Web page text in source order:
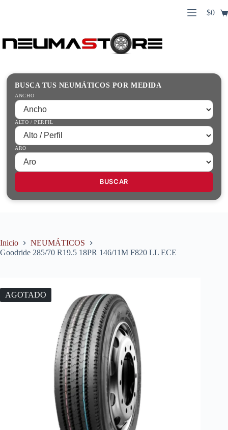
productosInicio
Guías Prácticas
Tienda
Carro
$0
BUSCA TUS NEUMÁTICOS POR MEDIDA
ANCHO
ALTO / PERFIL
ARO
BUSCAR
Inicio
NEUMÁTICOS
Goodride 285/70 R19.5 18PR 146/11M F820 LL ECE
AGOTADO